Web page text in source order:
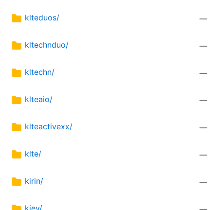
klteduos/ —
kltechnduo/ —
kltechn/ —
klteaio/ —
klteactivexx/ —
klte/ —
kirin/ —